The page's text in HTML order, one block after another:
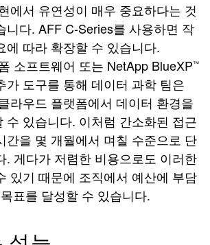
에서 유연성이 매우 중요하다는 것
니다. AFF C-Series를 사용하면 작
에 따라 확장할 수 있습니다.
소프트웨어 또는 NetApp BlueXP™
가 도구를 통해 데이터 과학 팀은
라우드 플랫폼에서 데이터 환경을
수 있습니다. 이처럼 간소화된 접근
간을 몇 개월에서 며칠 수준으로 단
. 게다가 저렴한 비용으로도 이러한
있기 때문에 조직에서 예산에 부담
표를 달성할 수 있습니다.